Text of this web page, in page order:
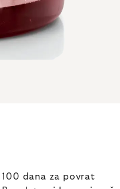
100 dana za povrat